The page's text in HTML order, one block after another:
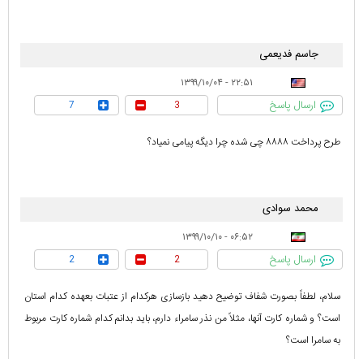
جاسم فدیعمی
۲۲:۵۱ - ۱۳۹۹/۱۰/۰۴
ارسال پاسخ 3
7
طرح پرداخت ۸۸۸۸ چی شده چرا دیگه پیامی نمیاد؟
محمد سوادی
۰۶:۵۲ - ۱۳۹۹/۱۰/۱۰
ارسال پاسخ 2
2
سلام، لطفاً بصورت شفاف توضیح دهید بازسازی هرکدام از عتبات بعهده کدام استان
است؟ و شماره کارت آنها، مثلاً من نذر سامراء دارم، باید بدانم کدام شماره کارت مربوط
به سامرا است؟